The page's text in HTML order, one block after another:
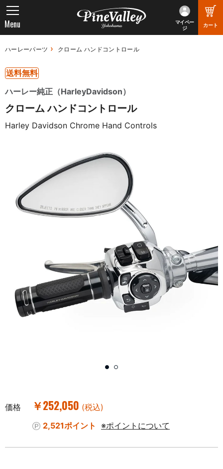
マイペー
ジ
カート
Menu
ハーレーパーツ クローム ハンドコントロール
送料無料
ハーレー純正（HarleyDavidson）
クローム ハンドコントロール
Harley Davidson Chrome Hand Controls
価格 ￥252,050 (税込)
2,521ポイント
※ポイントについて